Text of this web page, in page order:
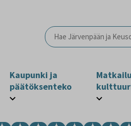
Kaupunki ja
päätöksenteko